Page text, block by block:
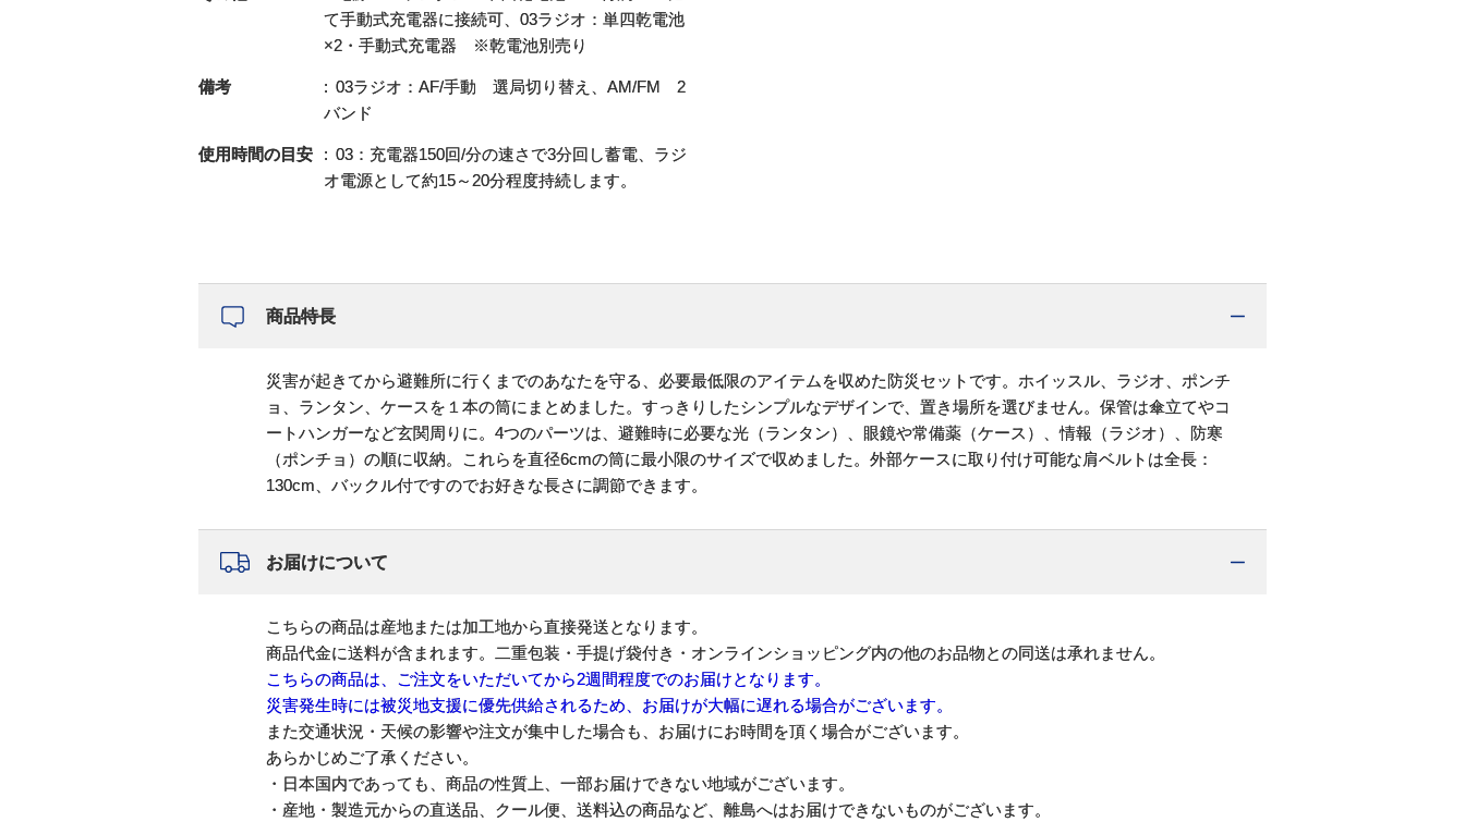
て手動式充電器に接続可、03ラジオ：単四乾電池
×2・手動式充電器 ※乾電池別売り
備考
03ラジオ：AF/手動 選局切り替え、AM/FM 2
バンド
使用時間の目安
03：充電器150回/分の速さで3分回し蓄電、ラジ
オ電源として約15～20分程度持続します。
商品特長
災害が起きてから避難所に行くまでのあなたを守る、必要最低限のアイテムを収めた防災セットです。ホイッスル、ラジオ、ポンチ
ョ、ランタン、ケースを１本の筒にまとめました。すっきりしたシンプルなデザインで、置き場所を選びません。保管は傘立てやコ
ートハンガーなど玄関周りに。4つのパーツは、避難時に必要な光（ランタン）、眼鏡や常備薬（ケース）、情報（ラジオ）、防寒
（ポンチョ）の順に収納。これらを直径6cmの筒に最小限のサイズで収めました。外部ケースに取り付け可能な肩ベルトは全長：
130cm、バックル付ですのでお好きな長さに調節できます。
お届けについて
こちらの商品は産地または加工地から直接発送となります。
商品代金に送料が含まれます。二重包装・手提げ袋付き・オンラインショッピング内の他のお品物との同送は承れません。
こちらの商品は、ご注文をいただいてから2週間程度でのお届けとなります。
災害発生時には被災地支援に優先供給されるため、お届けが大幅に遅れる場合がございます。
また交通状況・天候の影響や注文が集中した場合も、お届けにお時間を頂く場合がございます。
あらかじめご了承ください。
・日本国内であっても、商品の性質上、一部お届けできない地域がございます。
・産地・製造元からの直送品、クール便、送料込の商品など、離島へはお届けできないものがございます。